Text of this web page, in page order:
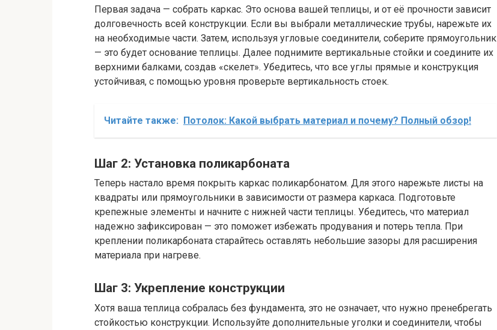
Первая задача — собрать каркас. Это основа вашей теплицы, и от её прочности зависит
долговечность всей конструкции. Если вы выбрали металлические трубы, нарежьте их
на необходимые части. Затем, используя угловые соединители, соберите прямоугольник
— это будет основание теплицы. Далее поднимите вертикальные стойки и соедините их
верхними балками, создав «скелет». Убедитесь, что все углы прямые и конструкция
устойчивая, с помощью уровня проверьте вертикальность стоек.
Читайте также: Потолок: Какой выбрать материал и почему? Полный обзор!
Шаг 2: Установка поликарбоната
Теперь настало время покрыть каркас поликарбонатом. Для этого нарежьте листы на
квадраты или прямоугольники в зависимости от размера каркаса. Подготовьте
крепежные элементы и начните с нижней части теплицы. Убедитесь, что материал
надежно зафиксирован — это поможет избежать продувания и потерь тепла. При
креплении поликарбоната старайтесь оставлять небольшие зазоры для расширения
материала при нагреве.
Шаг 3: Укрепление конструкции
Хотя ваша теплица собралась без фундамента, это не означает, что нужно пренебрегать
стойкостью конструкции. Используйте дополнительные уголки и соединители, чтобы